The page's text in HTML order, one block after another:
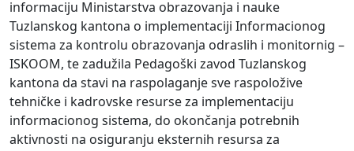
informaciju Ministarstva obrazovanja i nauke
Tuzlanskog kantona o implementaciji Informacionog
sistema za kontrolu obrazovanja odraslih i monitornig –
ISKOOM, te zadužila Pedagoški zavod Tuzlanskog
kantona da stavi na raspolaganje sve raspoložive
tehničke i kadrovske resurse za implementaciju
informacionog sistema, do okončanja potrebnih
aktivnosti na osiguranju eksternih resursa za